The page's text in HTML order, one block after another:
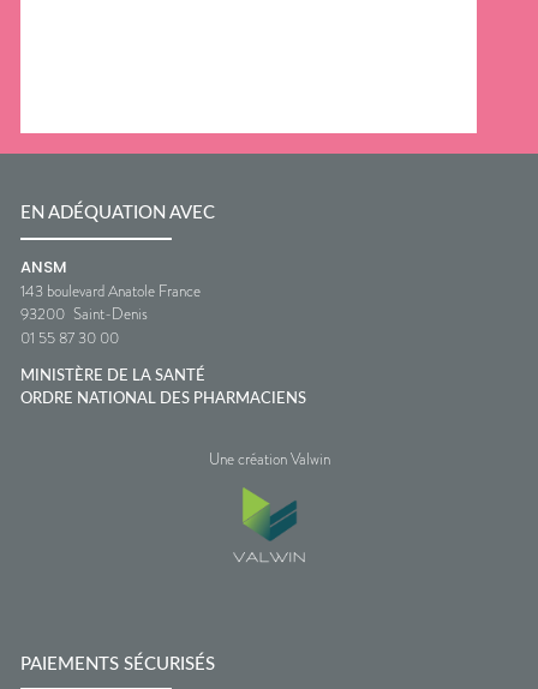
EN ADÉQUATION AVEC
ANSM
143 boulevard Anatole France
93200 Saint-Denis
01 55 87 30 00
MINISTÈRE DE LA SANTÉ
ORDRE NATIONAL DES PHARMACIENS
Une création Valwin
PAIEMENTS SÉCURISÉS